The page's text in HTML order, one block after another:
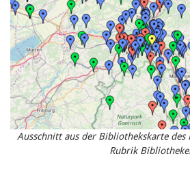
Ausschnitt aus der Bibliothekskarte des
Rubrik